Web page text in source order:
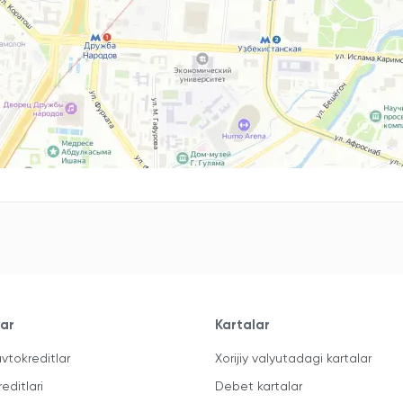
Kartalar
Xorijiy valyutadagi kartalar
Debet kartalar